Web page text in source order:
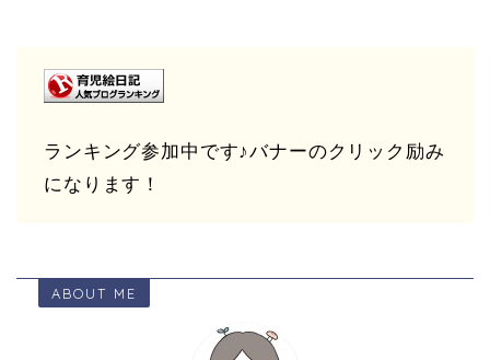
ランキング参加中です♪バナーのクリック励み
になります！
ABOUT ME